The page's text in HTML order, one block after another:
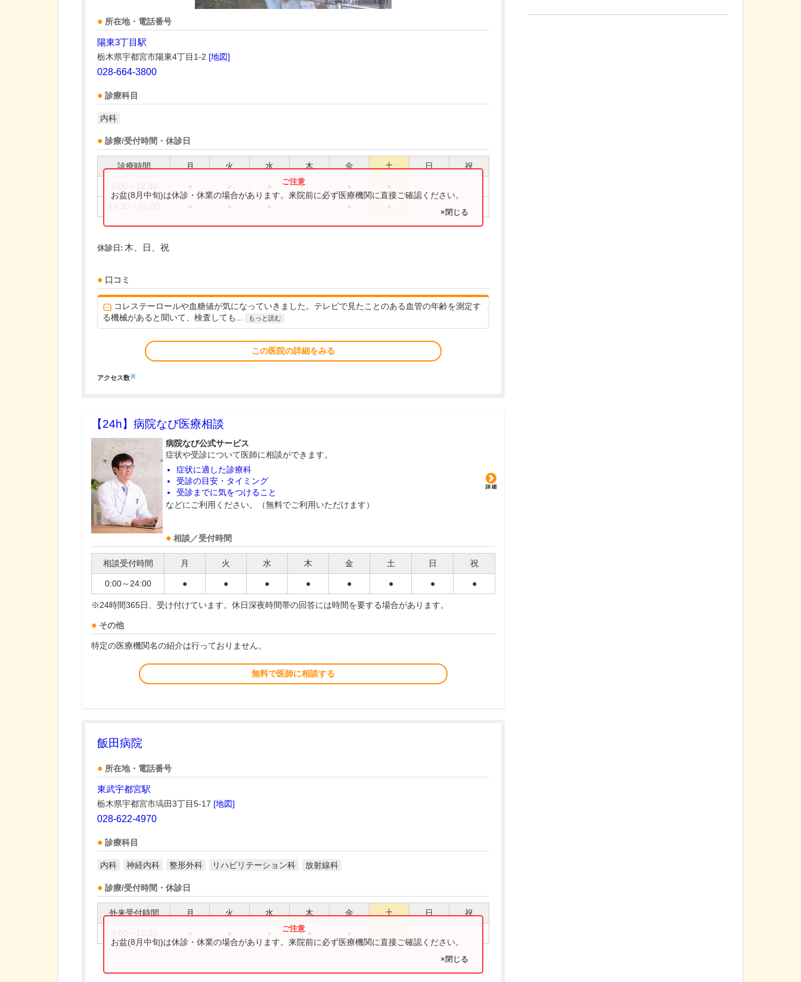
所在地・電話番号
陽東3丁目駅
栃木県宇都宮市陽東4丁目1-2 [地図]
028-664-3800
診療科目
内科
診療/受付時間・休診日
診療時間 月 火 水 木 金 土 日 祝
お盆(8月中旬)は休診・休業の場合があります。来院前に必ず医療機関に直接ご確認ください。
×閉じる
休診日: 木、日、祝
口コミ
コレステーロールや血糖値が気になっていきました。テレビで見たことのある血管の年齢を測定す
る機械があると聞いて、検査しても...
もっと読む
この医院の詳細をみる
アクセス数※
【24h】 病院なび医療相談
病院なび公式サービス
症状や受診について医師に相談ができます。
症状に適した診療科
受診の目安・タイミング
受診までに気をつけること
などにご利用ください。（無料でご利用いただけます）
相談／受付時間
相談受付時間 月 火 水 木 金 土 日 祝
0:00～24:00 ● ● ● ● ● ● ● ●
※24時間365日、受け付けています。休日深夜時間帯の回答には時間を要する場合があります。
その他
特定の医療機関名の紹介は行っておりません。
無料で医師に相談する
飯田病院
所在地・電話番号
東武宇都宮駅
栃木県宇都宮市塙田3丁目5-17 [地図]
028-622-4970
診療科目
内科 神経内科 整形外科 リハビリテーション科 放射線科
診療/受付時間・休診日
外来受付時間 月 火 水 木 金 土 日 祝
お盆(8月中旬)は休診・休業の場合があります。来院前に必ず医療機関に直接ご確認ください。
×閉じる